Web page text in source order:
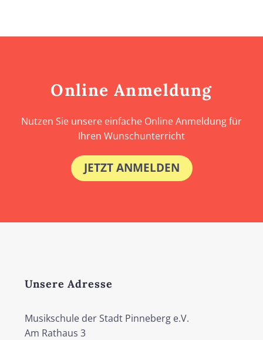
Online Anmeldung
Nutzen Sie unsere einfache Online Anmeldung für
Ihren Wunschunterricht
JETZT ANMELDEN
Unsere Adresse
Musikschule der Stadt Pinneberg e.V.
Am Rathaus 3